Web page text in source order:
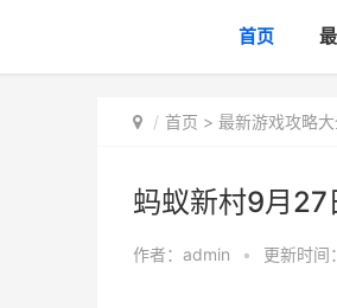
首页
首页 > 最新游戏攻略
蚂蚁新村9月
作者： admin • 更新时